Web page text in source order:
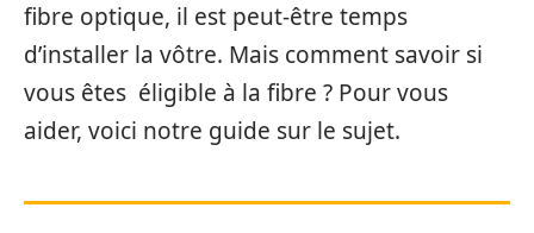
fibre optique, il est peut-être temps
d’installer la vôtre. Mais comment savoir si
vous êtes éligible à la fibre ? Pour vous
aider, voici notre guide sur le sujet.